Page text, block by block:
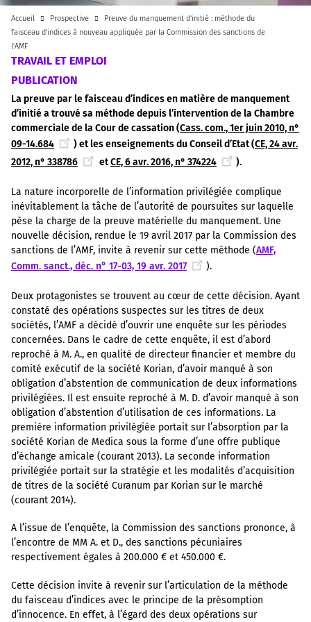
Accueil Prospective
Preuve du manquement d’initié : méthode du
faisceau d’indices à nouveau appliquée par la Commission des sanctions de
l’AMF
TRAVAIL ET EMPLOI
PUBLICATION
La preuve par le faisceau d’indices en matière de manquement
d’initié a trouvé sa méthode depuis l’intervention de la Chambre
commerciale de la Cour de cassation (Cass. com., 1er juin 2010, n°
09-14.684
) et les enseignements du Conseil d’Etat (CE, 24 avr.
2012, n° 338786
etCE, 6 avr. 2016, n° 374224 ).
La nature incorporelle de l’information privilégiée complique
inévitablement la tâche de l’autorité de poursuites sur laquelle
pèse la charge de la preuve matérielle du manquement. Une
nouvelle décision, rendue le 19 avril 2017 par la Commission des
sanctions de l’AMF, invite à revenir sur cette méthode (AMF,
Comm. sanct., déc. n° 17-03, 19 avr. 2017
).
Deux protagonistes se trouvent au cœur de cette décision. Ayant
constaté des opérations suspectes sur les titres de deux
sociétés, l’AMF a décidé d’ouvrir une enquête sur les périodes
concernées. Dans le cadre de cette enquête, il est d’abord
reproché à M. A., en qualité de directeur financier et membre du
comité exécutif de la société Korian, d’avoir manqué à son
obligation d’abstention de communication de deux informations
privilégiées. Il est ensuite reproché à M. D. d’avoir manqué à son
obligation d’abstention d’utilisation de ces informations. La
première information privilégiée portait sur l’absorption par la
société Korian de Medica sous la forme d’une offre publique
d’échange amicale (courant 2013). La seconde information
privilégiée portait sur la stratégie et les modalités d’acquisition
de titres de la société Curanum par Korian sur le marché
(courant 2014).
A l’issue de l’enquête, la Commission des sanctions prononce, à
l’encontre de MM A. et D., des sanctions pécuniaires
respectivement égales à 200.000 € et 450.000 €.
Cette décision invite à revenir sur l’articulation de la méthode
du faisceau d’indices avec le principe de la présomption
d’innocence. En effet, à l’égard des deux opérations sur